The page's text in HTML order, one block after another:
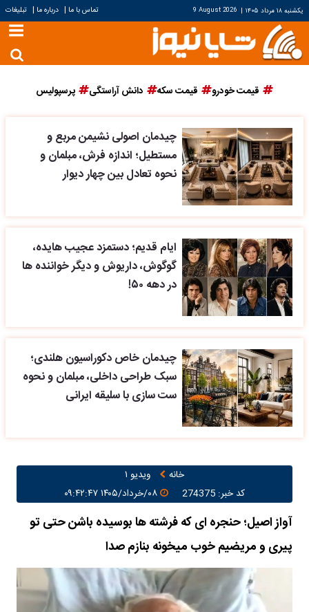
یکشنبه ۱۸ مرداد ۱۴۰۵ |
9 August 2026 تماس با ما | درباره ما | تبلیغات
قیمت خودرو قیمت سکه دانش آراستگی پرسپولیس
چیدمان اصولی نشیمن مربع و
مستطیل؛ اندازه فرش، مبلمان و
نحوه تعادل بین چهار دیوار
ایام قدیم؛ دستمزد عجیب هایده،
گوگوش، داریوش و دیگر خواننده ها
در دهه ۵۰!
چیدمان خاص دکوراسیون هلندی؛
سبک طراحی داخلی، مبلمان و نحوه
ست سازی با سلیقه ایرانی
خانه
ویدیو ۱
کد خبر: 274375
۰۸/خرداد/۱۴۰۵ ۰۹:۴۲:۴۷
آواز اصیل؛ حنجره ای که فرشته ها بوسیده باشن حتی تو
پیری و مریضیم خوب میخونه بنازم صدا